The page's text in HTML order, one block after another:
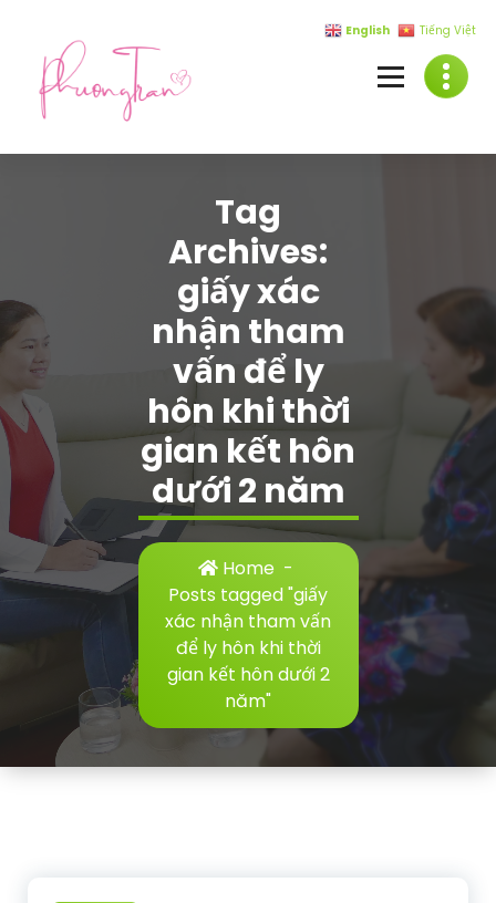
content
Tag
Archives:
giấy xác
nhận tham
vấn để ly
hôn khi thời
gian kết hôn
dưới 2 năm
Home -
Posts tagged "giấy
xác nhận tham vấn
để ly hôn khi thời
gian kết hôn dưới 2
năm"
English Tiếng Việt